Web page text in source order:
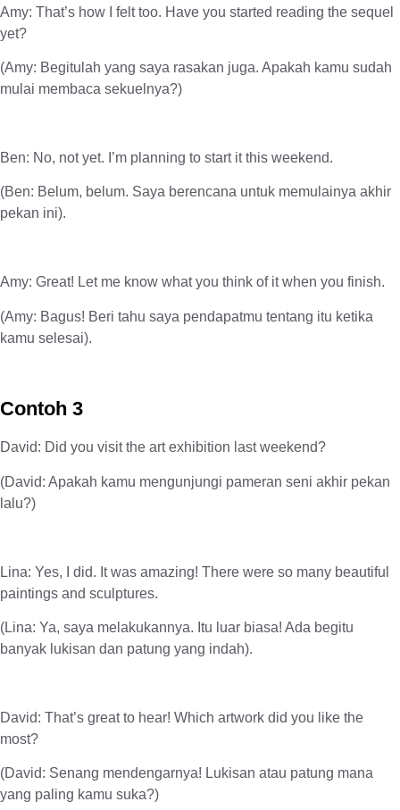
Amy: That’s how I felt too. Have you started reading the sequel
yet?
(Amy: Begitulah yang saya rasakan juga. Apakah kamu sudah
mulai membaca sekuelnya?)
Ben: No, not yet. I’m planning to start it this weekend.
(Ben: Belum, belum. Saya berencana untuk memulainya akhir
pekan ini).
Amy: Great! Let me know what you think of it when you finish.
(Amy: Bagus! Beri tahu saya pendapatmu tentang itu ketika
kamu selesai).
Contoh 3
David: Did you visit the art exhibition last weekend?
(David: Apakah kamu mengunjungi pameran seni akhir pekan
lalu?)
Lina: Yes, I did. It was amazing! There were so many beautiful
paintings and sculptures.
(Lina: Ya, saya melakukannya. Itu luar biasa! Ada begitu
banyak lukisan dan patung yang indah).
David: That’s great to hear! Which artwork did you like the
most?
(David: Senang mendengarnya! Lukisan atau patung mana
yang paling kamu suka?)